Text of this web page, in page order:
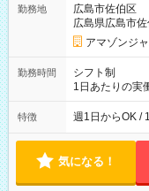
勤務地
広島市佐伯区
広島県広島市
アマゾンジ
勤務時間
シフト制
1日あたりの実
社後、就業可
特徴 週1日からOK /
気になる！